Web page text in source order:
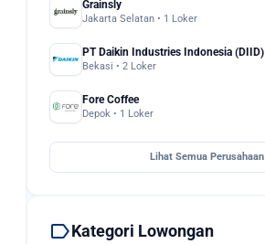
Grainsly
Jakarta Selatan • 1 Loker
PT Daikin Industries Indonesia (DIID)
Bekasi • 2 Loker
Fore Coffee
Depok • 1 Loker
Lihat Semua Perusahaan
labelKategori Lowongan